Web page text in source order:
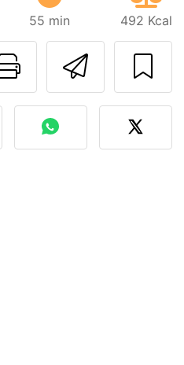
55 min 492 Kcal
Invia
Stampa la
l'autore
foto di